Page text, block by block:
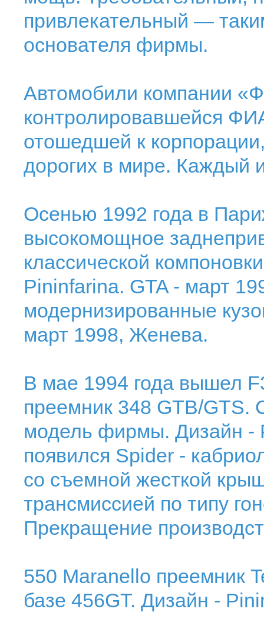
привлекательный —
основателя фирмы.
Автомобили компании
контролировавшейся
отошедшей к
дорогих в мире. Каждый
Осенью 1992 года в
высокомощное
классической
Pininfarina. GTA - март
модернизированные
март 1998, Женева.
В мае 1994 года вышел
преемник 348 GTB/GTS.
модель фирмы. Дизайн -
появился Spider -
со съемной жесткой
трансмиссией по типу
Прекращение
550 Maranello преемник
базе 456GT. Дизайн -